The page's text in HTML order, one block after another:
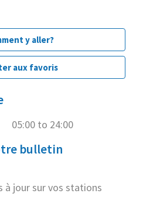
y aller?
aux favoris
05:00 to 24:00
bulletin
à jour sur vos stations